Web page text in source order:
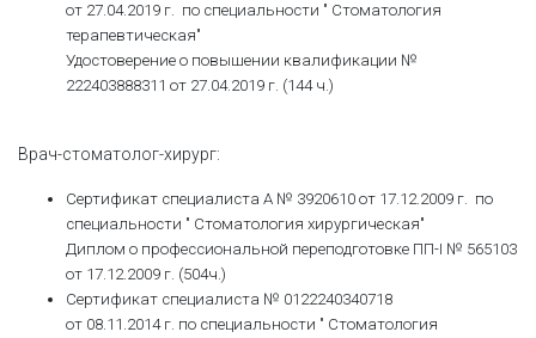
от 27.04.2019 г. по специальности " Стоматология
терапевтическая"
Удостоверение о повышении квалификации №
222403888311 от 27.04.2019 г. (144 ч.)
Врач-стоматолог-хирург:
Сертификат специалиста А № 3920610 от 17.12.2009 г. по
специальности " Стоматология хирургическая"
Диплом о профессиональной переподготовке ПП-I № 565103
от 17.12.2009 г. (504ч.)
Сертификат специалиста № 0122240340718
от 08.11.2014 г. по специальности " Стоматология